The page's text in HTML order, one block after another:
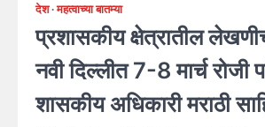
देश महत्वाच्या बातम्या
प्रशासकीय क्षेत्रातील
नवी दिल्लीत 7-8 मार्च रोजी
शासकीय अधिकारी मराठी